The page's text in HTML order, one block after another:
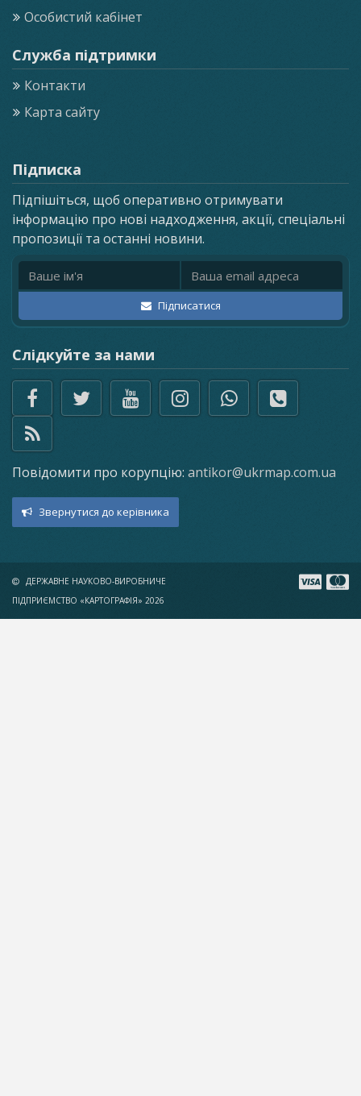
Особистий кабінет
Служба підтримки
Контакти
Карта сайту
Підписка
Підпішіться, щоб оперативно отримувати
інформацію про нові надходження, акції, спеціальні
пропозиції та останні новини.
Ім'я Email адреса
Підписатися
Слідкуйте за нами
Повідомити про корупцію: antikor@ukrmap.com.ua
Звернутися до керівника
ДЕРЖАВНЕ НАУКОВО-ВИРОБНИЧЕ
ПІДПРИЄМСТВО «КАРТОГРАФІЯ» 2026